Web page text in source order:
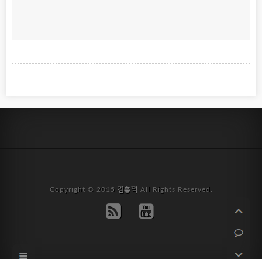
Copyright © 2015 김홍덕 All Rights Reserved.